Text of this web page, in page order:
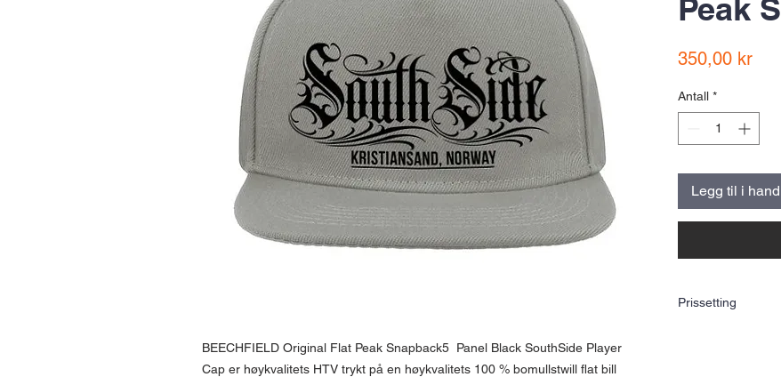
BEECHFIELD Original Flat Peak Snapback5 Panel Black SouthSide Player
Cap er høykvalitets HTV trykt på en høykvalitets 100 % bomullstwill flat bill
Peak
350,00 krPris
Antall *
Legg til i
Prissetting